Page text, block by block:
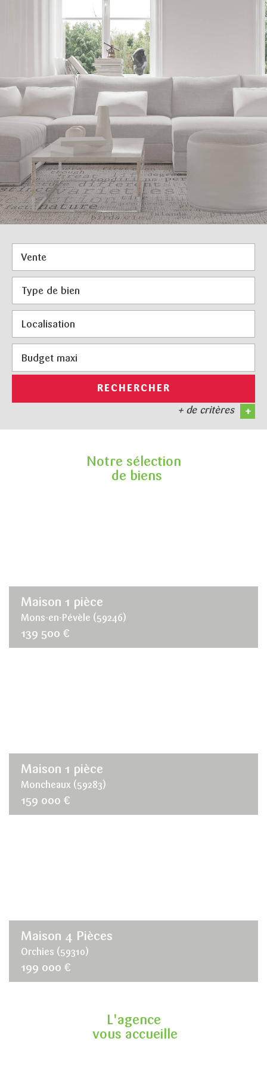
Vente
10KM 25KM
RECHERCHER
+ de critères +
Notre sélection
de biens
Maison 1 pièce
Mons-en-Pévèle (59246)
139 500 €
Maison 1 pièce
Moncheaux (59283)
159 000 €
Maison 4 Pièces
Orchies (59310)
199 000 €
L'agence
vous accueille